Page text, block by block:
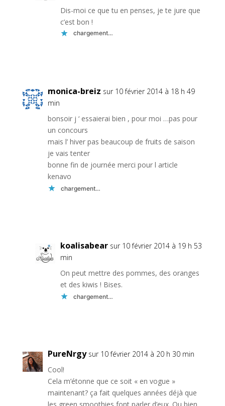
Dis-moi ce que tu en penses, je te jure que
c’est bon !
chargement…
monica-breiz sur 10 février 2014 à 18 h 49
min
bonsoir j ‘ essaierai bien , pour moi …pas pour
un concours
mais l’ hiver pas beaucoup de fruits de saison
je vais tenter
bonne fin de journée merci pour l article
kenavo
chargement…
koalisabear sur 10 février 2014 à 19 h 53
min
On peut mettre des pommes, des oranges
et des kiwis ! Bises.
chargement…
PureNrgy sur 10 février 2014 à 20 h 30 min
Cool!
Cela m’étonne que ce soit « en vogue »
maintenant? ça fait quelques années déjà que
les green smoothies font parler d’eux. Ou bien